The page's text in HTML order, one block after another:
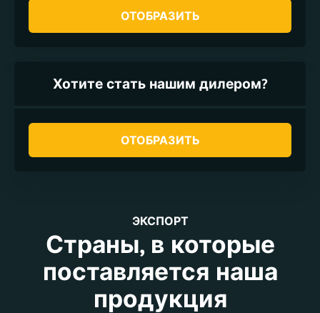
ОТОБРАЗИТЬ
Хотите стать нашим дилером?
ОТОБРАЗИТЬ
ЭКСПОРТ
Страны, в которые
поставляется наша
продукция